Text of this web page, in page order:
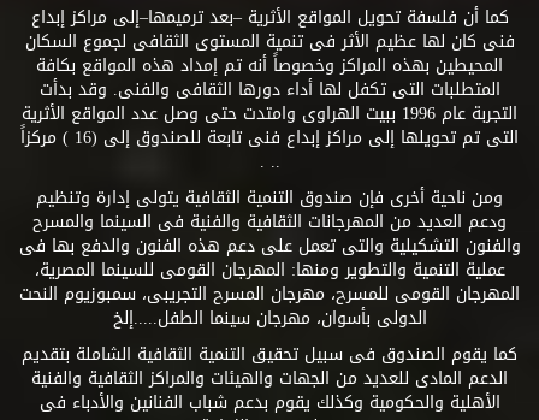
كما أن فلسفة تحويل المواقع الأثرية –بعد ترميمها–إلى مراكز إبداع
فنى كان لها عظيم الأثر فى تنمية المستوى الثقافى لجموع السكان
المحيطين بهذه المراكز وخصوصاً أنه تم إمداد هذه المواقع بكافة
المتطلبات التى تكفل لها أداء دورها الثقافى والفنى. وقد بدأت
التجربة عام 1996 ببيت الهراوى وامتدت حتى وصل عدد المواقع الأثرية
التى تم تحويلها إلى مراكز إبداع فنى تابعة للصندوق إلى (16 ) مركزاً
.. .
ومن ناحية أخرى فإن صندوق التنمية الثقافية يتولى إدارة وتنظيم
ودعم العديد من المهرجانات الثقافية والفنية فى السينما والمسرح
والفنون التشكيلية والتى تعمل على دعم هذه الفنون والدفع بها فى
عملية التنمية والتطوير ومنها: المهرجان القومى للسينما المصرية،
المهرجان القومى للمسرح، مهرجان المسرح التجريبى، سمبوزيوم النحت
الدولى بأسوان، مهرجان سينما الطفل.....إلخ
كما يقوم الصندوق فى سبيل تحقيق التنمية الثقافية الشاملة بتقديم
الدعم المادى للعديد من الجهات والهيئات والمراكز الثقافية والفنية
الأهلية والحكومية وكذلك يقوم بدعم شباب الفنانين والأدباء فى